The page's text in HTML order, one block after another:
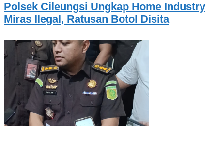
Polsek Cileungsi Ungkap Home Industry
Miras Ilegal, Ratusan Botol Disita